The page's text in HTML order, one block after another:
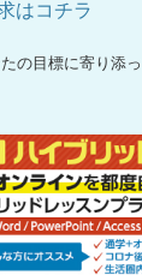
はコチラ
の目標に寄り添